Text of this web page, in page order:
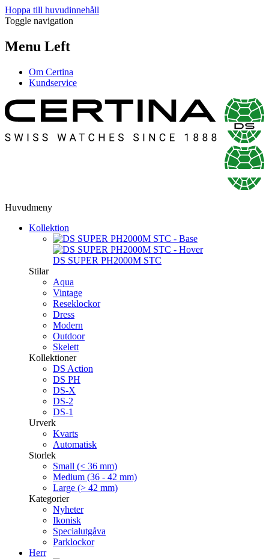
Hoppa till huvudinnehåll
Toggle navigation
Menu Left
Om Certina
Kundservice
Huvudmeny
Kollektion
DS SUPER PH2000M STC
Stilar
Aqua
Vintage
Reseklockor
Dress
Modern
Outdoor
Skelett
Kollektioner
DS Action
DS PH
DS-X
DS-2
DS-1
Urverk
Kvarts
Automatisk
Storlek
Small (< 36 mm)
Medium (36 - 42 mm)
Large (> 42 mm)
Kategorier
Nyheter
Ikonisk
Specialutgåva
Parklockor
Herr